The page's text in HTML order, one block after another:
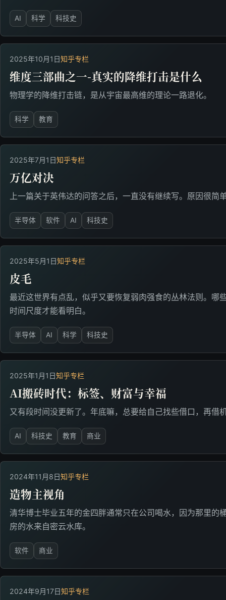
AI 科学 科技史
2025年10月1日知乎专栏
维度三部曲之一-真实的降维打击是什么
物理学的降维打击链，是从宇宙最高维的理论一路退化。
科学 教育
2025年7月1日知乎专栏
万亿对决
上一篇关于英伟达的问答之后，一直没有继续写。原因很简
半导体 软件 AI 科技史
2025年5月1日知乎专栏
皮毛
最近这世界有点乱，似乎又要恢复弱肉强食的丛林法则。哪
时间尺度才能看明白。
半导体 AI 科学 科技史
2025年1月1日知乎专栏
AI搬砖时代：标签、财富与幸福
又有段时间没更新了。年底嘛，总要给自己找些借口，再借
AI 科技史 教育 商业
2024年11月8日知乎专栏
造物主视角
清华博士毕业五年的金四胖通常只在公司喝水，因为那里的
房的水来自密云水库。
软件 商业
2024年9月17日知乎专栏